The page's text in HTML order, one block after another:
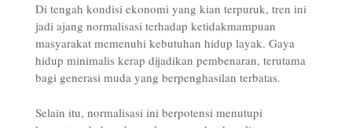
Di tengah kondisi ekonomi yang kian terpuruk, tren ini
jadi ajang normalisasi terhadap ketidakmampuan
masyarakat memenuhi kebutuhan hidup layak. Gaya
hidup minimalis kerap dijadikan pembenaran, terutama
bagi generasi muda yang berpenghasilan terbatas.
Selain itu, normalisasi ini berpotensi menutupi